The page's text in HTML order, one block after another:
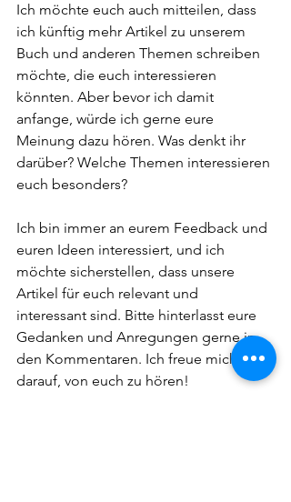
Ich möchte euch auch mitteilen, dass
ich künftig mehr Artikel zu unserem
Buch und anderen Themen schreiben
möchte, die euch interessieren
könnten. Aber bevor ich damit
anfange, würde ich gerne eure
Meinung dazu hören. Was denkt ihr
darüber? Welche Themen interessieren
euch besonders?
Ich bin immer an eurem Feedback und
euren Ideen interessiert, und ich
möchte sicherstellen, dass unsere
Artikel für euch relevant und
interessant sind. Bitte hinterlasst eure
Gedanken und Anregungen gerne in
den Kommentaren. Ich freue mich
darauf, von euch zu hören!